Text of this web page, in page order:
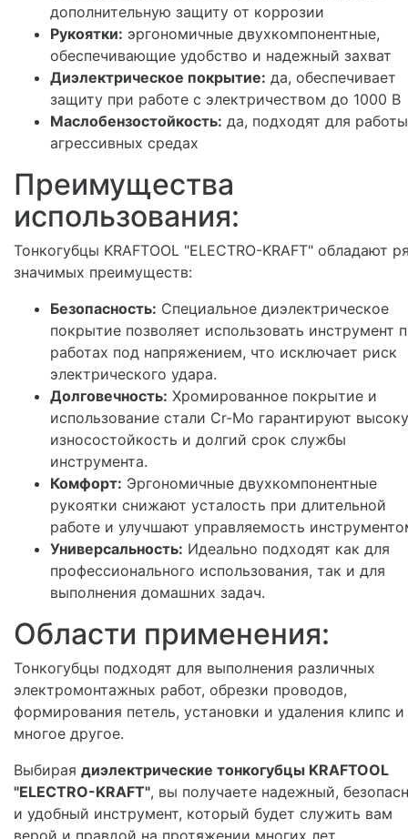
дополнительную защиту от коррозии
Рукоятки: эргономичные двухкомпонентные,
обеспечивающие удобство и надежный захват
Диэлектрическое покрытие: да, обеспечивает
защиту при работе с электричеством до 1000 В
Маслобензостойкость: да, подходят для
агрессивных средах
Преимущества
использования:
Тонкогубцы KRAFTOOL "ELECTRO-KRAFT" обладают
значимых преимуществ:
Безопасность: Специальное диэлектрическое
покрытие позволяет использовать инструмент
работах под напряжением, что исключает риск
электрического удара.
Долговечность: Хромированное покрытие и
использование стали Cr-Mo гарантируют
износостойкость и долгий срок службы
инструмента.
Комфорт: Эргономичные двухкомпонентные
рукоятки снижают усталость при длительной
работе и улучшают управляемость
Универсальность: Идеально подходят как для
профессионального использования, так и для
выполнения домашних задач.
Области применения:
Тонкогубцы подходят для выполнения различных
электромонтажных работ, обрезки проводов,
формирования петель, установки и удаления клипс и
многое другое.
Выбирая диэлектрические тонкогубцы KRAFTOOL
"ELECTRO-KRAFT", вы получаете надежный,
и удобный инструмент, который будет служить вам
верой и правдой на протяжении многих лет.